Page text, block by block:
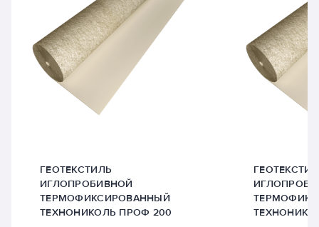
ГЕОТЕКСТИЛЬ
ИГЛОПРОБИВНОЙ
ТЕРМОФИКСИРОВАННЫЙ
ТЕХНОНИКОЛЬ ПРОФ 200